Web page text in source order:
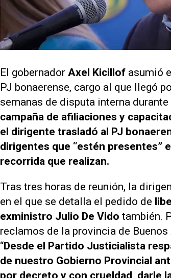
El gobernador Axel Kicillof asumió
PJ bonaerense, cargo al que llegó
semanas de disputa interna durante
campaña de afiliaciones y
el dirigente trasladó al PJ
dirigentes que “estén presentes”
recorrida que realizan.
Tras tres horas de reunión, la
en el que se detalla el pedido de
exministro Julio De Vido también.
reclamos de la provincia de
“Desde el Partido Justicialista
de nuestro Gobierno Provincial
por decreto y con crueldad, darle